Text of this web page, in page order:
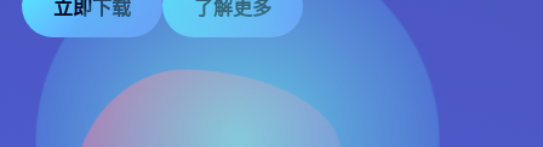
立即下载 了解更多